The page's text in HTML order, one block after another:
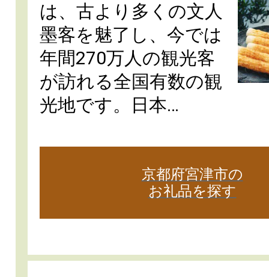
は、古より多くの文人
墨客を魅了し、今では
年間270万人の観光客
が訪れる全国有数の観
光地です。日本…
京都府宮津市の
お礼品を探す